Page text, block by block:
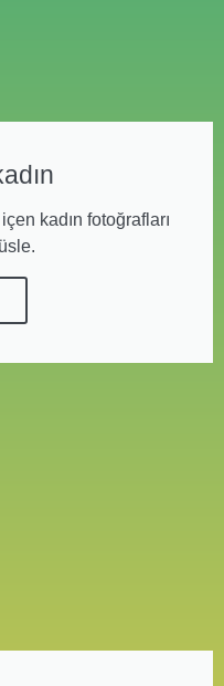
kadın fotoğrafları